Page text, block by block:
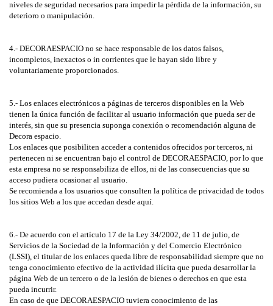
niveles de seguridad necesarios para impedir la pérdida de la información, su
deterioro o manipulación.
4.- DECORAESPACIO no se hace responsable de los datos falsos,
incompletos, inexactos o in corrientes que le hayan sido libre y
voluntariamente proporcionados.
5.- Los enlaces electrónicos a páginas de terceros disponibles en la Web
tienen la única función de facilitar al usuario información que pueda ser de
interés, sin que su presencia suponga conexión o recomendación alguna de
Decora espacio.
Los enlaces que posibiliten acceder a contenidos ofrecidos por terceros, ni
pertenecen ni se encuentran bajo el control de DECORAESPACIO, por lo que
esta empresa no se responsabiliza de ellos, ni de las consecuencias que su
acceso pudiera ocasionar al usuario.
Se recomienda a los usuarios que consulten la política de privacidad de todos
los sitios Web a los que accedan desde aquí.
6.- De acuerdo con el artículo 17 de la Ley 34/2002, de 11 de julio, de
Servicios de la Sociedad de la Información y del Comercio Electrónico
(LSSI), el titular de los enlaces queda libre de responsabilidad siempre que no
tenga conocimiento efectivo de la actividad ilícita que pueda desarrollar la
página Web de un tercero o de la lesión de bienes o derechos en que esta
pueda incurrir.
En caso de que DECORAESPACIO tuviera conocimiento de las